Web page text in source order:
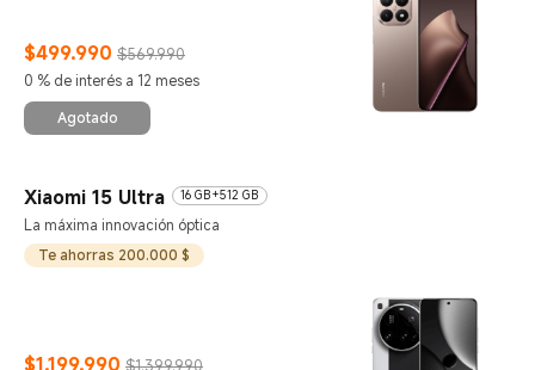
$499.990
Current Price $499990
$569.990
Precio de comercialización $569.990
0 % de interés a 12 meses
Agotado
Xiaomi 15 Ultra 16 GB+512 GB
La máxima innovación óptica
Te ahorras 200.000 $
$1.199.990 $1.399.990